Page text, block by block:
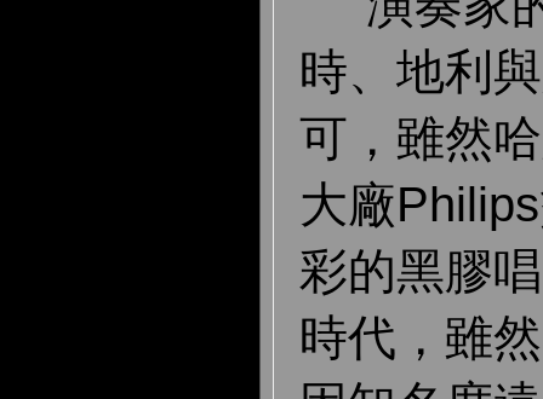
時、地利
可，雖然
大廠
彩的黑膠
時代，雖